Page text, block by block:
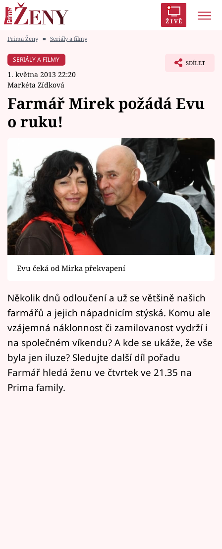
ŽIVĚ
Módní alarm
Témata
Celebrity
Vztahy
Seriály
Horoskopy
Sledujte prima+
Filmový festival Karlovy Vary
Pořady
Mámy sobě
Přihlášení
Sledujte nás
Prima Ženy ■ Seriály a filmy
SERIÁLY A FILMY
1. května 2013 22:20
Markéta Zídková
SDÍLET
Farmář Mirek požádá Evu
o ruku!
Evu čeká od Mirka překvapení
Několik dnů odloučení a už se většině našich
farmářů a jejich nápadnicím stýská. Komu ale
vzájemná náklonnost či zamilovanost vydrží i
na společném víkendu? A kde se ukáže, že vše
byla jen iluze? Sledujte další díl pořadu
Farmář hledá ženu ve čtvrtek ve 21.35 na
Prima family.